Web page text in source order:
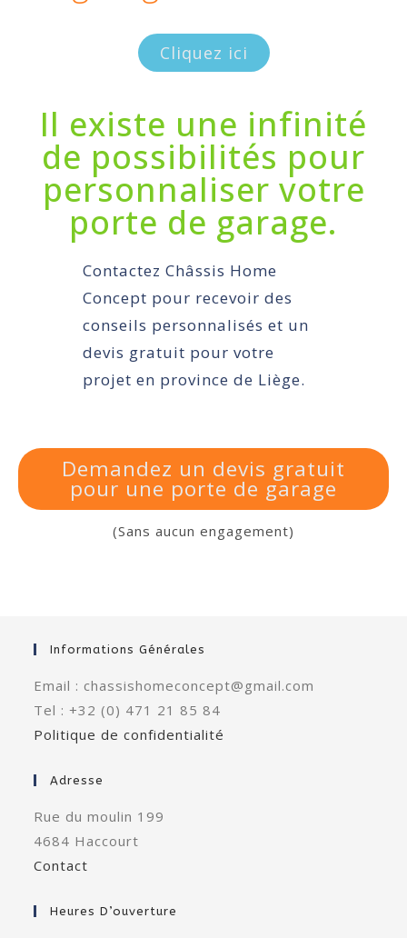
Cliquez ici
Il existe une infinité
de possibilités pour
personnaliser votre
porte de garage.
Contactez Châssis Home
Concept pour recevoir des
conseils personnalisés et un
devis gratuit pour votre
projet en province de Liège.
Demandez un devis gratuit
pour une porte de garage
(Sans aucun engagement)
Informations Générales
Email : chassishomeconcept@gmail.com
Tel : +32 (0) 471 21 85 84
Politique de confidentialité
Adresse
Rue du moulin 199
4684 Haccourt
Contact
Heures D’ouverture